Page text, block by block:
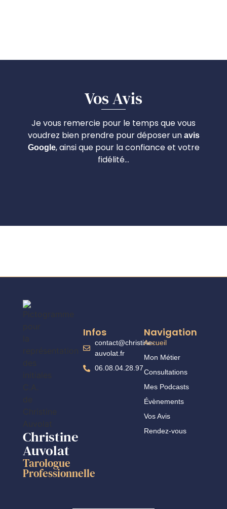
Vos Avis
Je vous remercie pour le temps que vous
voudrez bien prendre pour déposer un avis
Google, ainsi que pour la confiance et votre
fidélité…
Christine
Auvolat
Tarologue
Professionnelle
Infos
contact@christine-
auvolat.fr
06.08.04.28.97
Navigation
Accueil
Mon Métier
Consultations
Mes Podcasts
Évènements
Vos Avis
Rendez-vous